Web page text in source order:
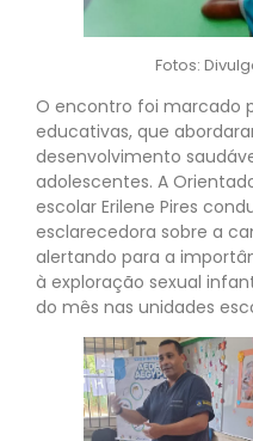
Fotos:
O encontro foi marcado
educativas, que
desenvolvimento
adolescentes. A
escolar Erilene Pires
esclarecedora sobre a
alertando para a
à exploração sexual
do mês nas unidades